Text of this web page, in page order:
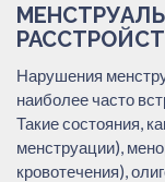
Нарушения
наиболее часто
Такие состояния,
менструации),
кровотечения),